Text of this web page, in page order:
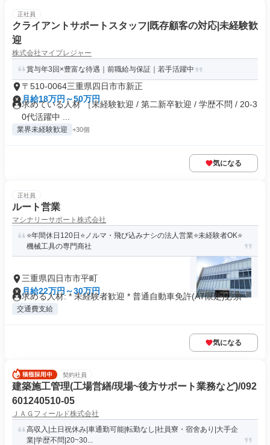
正社員
クライアントサポートスタッフ|既存顧客の対応|未経験歓
迎
株式会社マイプレジャー
賞与年3回×豊富な待遇｜前職給与保証｜若手活躍中
〒510-0064三重県四日市市新正
月給18万円～50万円
求めている人材 ［未経験歓迎 / 第二新卒歓迎 / 学歴不問 / 20-3
0代活躍中 ...
業界未経験歓迎 +30個
気になる
正社員
ルート営業
マシナリーサポート株式会社
⭐年間休日120日⭐ノルマ・飛び込みナシの法人営業⭐未経験者OK⭐
機械工具の専門商社
三重県四日市市平町
月給22万円～30万円
求める人材: * 未経験者歓迎 * 普通自動車免許(AT限定)必須 -
交通費支給
気になる
契約社員
建築施工管理(工場営繕/現場~後方サポート業務など)/092
601240510-05
ＪＡＧフィールド株式会社
高収入|土日祝休み|車通勤可能|転勤なし|社員寮・宿舍あり|大手企
業|学歴不問|20~30...